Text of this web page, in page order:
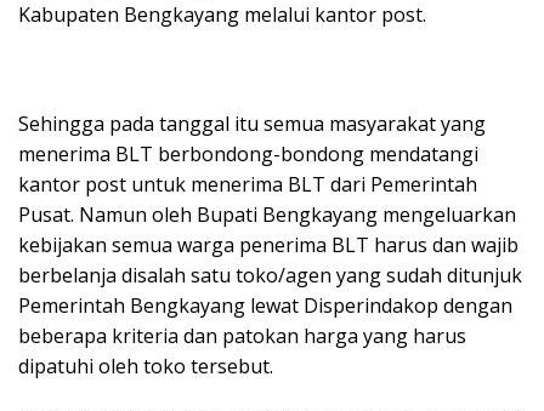
Kabupaten Bengkayang melalui kantor post.
Sehingga pada tanggal itu semua masyarakat yang
menerima BLT berbondong-bondong mendatangi
kantor post untuk menerima BLT dari Pemerintah
Pusat. Namun oleh Bupati Bengkayang mengeluarkan
kebijakan semua warga penerima BLT harus dan wajib
berbelanja disalah satu toko/agen yang sudah ditunjuk
Pemerintah Bengkayang lewat Disperindakop dengan
beberapa kriteria dan patokan harga yang harus
dipatuhi oleh toko tersebut.